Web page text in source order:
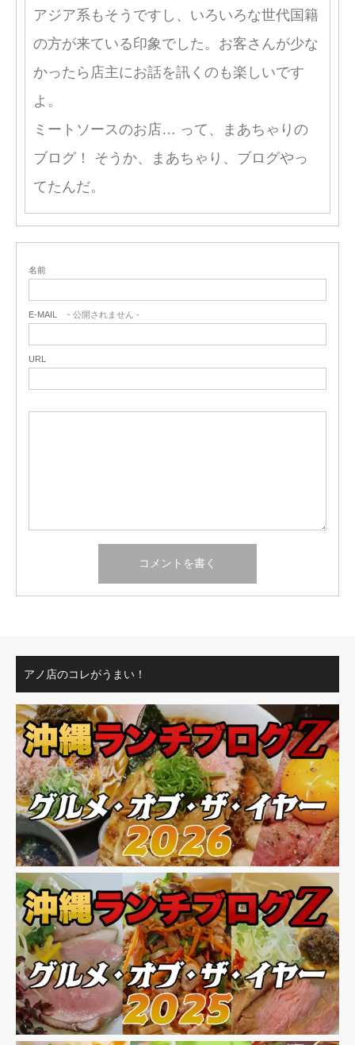
アジア系もそうですし、いろいろな世代国籍
の方が来ている印象でした。お客さんが少な
かったら店主にお話を訊くのも楽しいです
よ。
ミートソースのお店… って、まあちゃりの
ブログ！ そうか、まあちゃり、ブログやっ
てたんだ。
名前
E-MAIL - 公開されません -
URL
アノ店のコレがうまい！